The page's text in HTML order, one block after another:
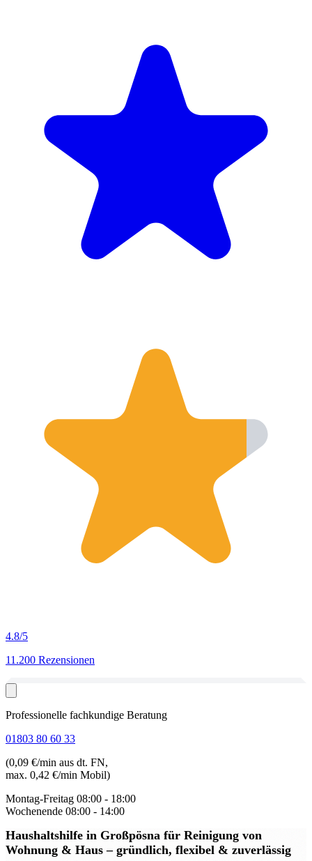
4.8/5
11.200 Rezensionen
Professionelle fachkundige Beratung
01803 80 60 33
(0,09 €/min aus dt. FN,
max. 0,42 €/min Mobil)
Montag-Freitag 08:00 - 18:00
Wochenende 08:00 - 14:00
Haushaltshilfe in Großpösna für Reinigung von
Wohnung & Haus – gründlich, flexibel & zuverlässig